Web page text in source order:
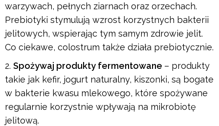
warzywach, pełnych ziarnach oraz orzechach.
Prebiotyki stymulują wzrost korzystnych bakterii
jelitowych, wspierając tym samym zdrowie jelit.
Co ciekawe, colostrum także działa prebiotycznie.
Spożywaj produkty fermentowane – produkty
takie jak kefir, jogurt naturalny, kiszonki, są bogate
w bakterie kwasu mlekowego, które spożywane
regularnie korzystnie wpływają na mikrobiotę
jelitową.